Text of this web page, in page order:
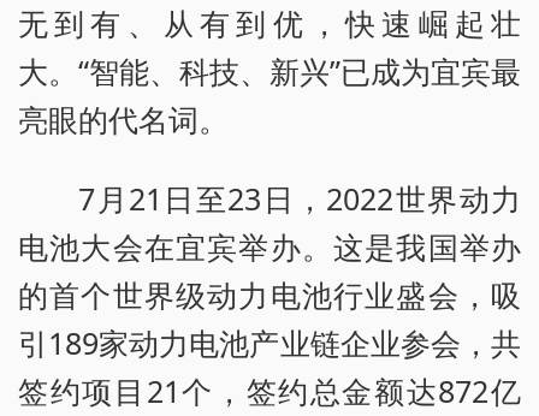
无到有、从有到优，快速崛起壮
大。“智能、科技、新兴”已成为宜宾最
亮眼的代名词。
7月21日至23日，2022世界动力
电池大会在宜宾举办。这是我国举办
的首个世界级动力电池行业盛会，吸
引189家动力电池产业链企业参会，共
签约项目21个，签约总金额达872亿